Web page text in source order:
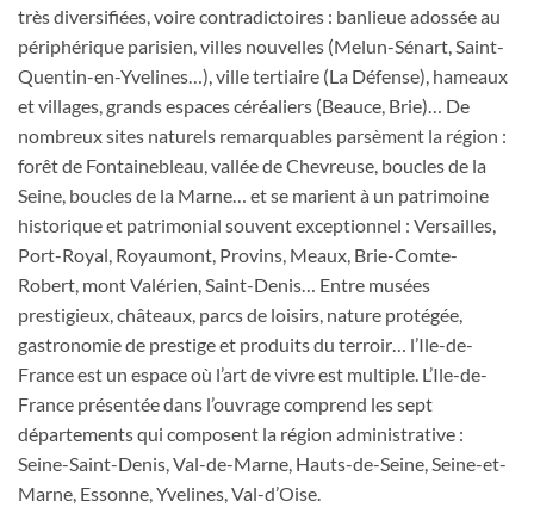
très diversifiées, voire contradictoires : banlieue adossée au
périphérique parisien, villes nouvelles (Melun-Sénart, Saint-
Quentin-en-Yvelines…), ville tertiaire (La Défense), hameaux
et villages, grands espaces céréaliers (Beauce, Brie)… De
nombreux sites naturels remarquables parsèment la région :
forêt de Fontainebleau, vallée de Chevreuse, boucles de la
Seine, boucles de la Marne… et se marient à un patrimoine
historique et patrimonial souvent exceptionnel : Versailles,
Port-Royal, Royaumont, Provins, Meaux, Brie-Comte-
Robert, mont Valérien, Saint-Denis… Entre musées
prestigieux, châteaux, parcs de loisirs, nature protégée,
gastronomie de prestige et produits du terroir… l’Ile-de-
France est un espace où l’art de vivre est multiple. L’Ile-de-
France présentée dans l’ouvrage comprend les sept
départements qui composent la région administrative :
Seine-Saint-Denis, Val-de-Marne, Hauts-de-Seine, Seine-et-
Marne, Essonne, Yvelines, Val-d’Oise.